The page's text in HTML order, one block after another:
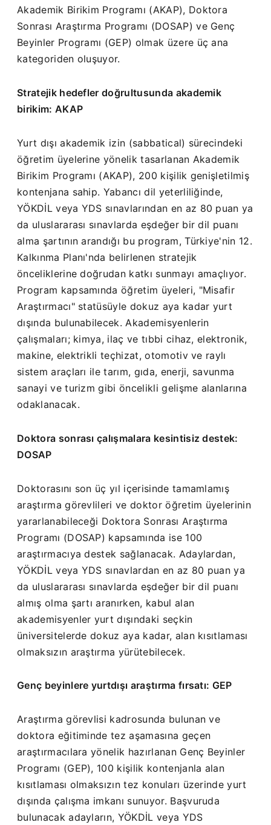
Akademik Birikim Programı (AKAP), Doktora
Sonrası Araştırma Programı (DOSAP) ve Genç
Beyinler Programı (GEP) olmak üzere üç ana
kategoriden oluşuyor.
Stratejik hedefler doğrultusunda akademik
birikim: AKAP
Yurt dışı akademik izin (sabbatical) sürecindeki
öğretim üyelerine yönelik tasarlanan Akademik
Birikim Programı (AKAP), 200 kişilik genişletilmiş
kontenjana sahip. Yabancı dil yeterliliğinde,
YÖKDİL veya YDS sınavlarından en az 80 puan ya
da uluslararası sınavlarda eşdeğer bir dil puanı
alma şartının arandığı bu program, Türkiye'nin 12.
Kalkınma Planı'nda belirlenen stratejik
önceliklerine doğrudan katkı sunmayı amaçlıyor.
Program kapsamında öğretim üyeleri, "Misafir
Araştırmacı" statüsüyle dokuz aya kadar yurt
dışında bulunabilecek. Akademisyenlerin
çalışmaları; kimya, ilaç ve tıbbi cihaz, elektronik,
makine, elektrikli teçhizat, otomotiv ve raylı
sistem araçları ile tarım, gıda, enerji, savunma
sanayi ve turizm gibi öncelikli gelişme alanlarına
odaklanacak.
Doktora sonrası çalışmalara kesintisiz destek:
DOSAP
Doktorasını son üç yıl içerisinde tamamlamış
araştırma görevlileri ve doktor öğretim üyelerinin
yararlanabileceği Doktora Sonrası Araştırma
Programı (DOSAP) kapsamında ise 100
araştırmacıya destek sağlanacak. Adaylardan,
YÖKDİL veya YDS sınavlardan en az 80 puan ya
da uluslararası sınavlarda eşdeğer bir dil puanı
almış olma şartı aranırken, kabul alan
akademisyenler yurt dışındaki seçkin
üniversitelerde dokuz aya kadar, alan kısıtlaması
olmaksızın araştırma yürütebilecek.
Genç beyinlere yurtdışı araştırma fırsatı: GEP
Araştırma görevlisi kadrosunda bulunan ve
doktora eğitiminde tez aşamasına geçen
araştırmacılara yönelik hazırlanan Genç Beyinler
Programı (GEP), 100 kişilik kontenjanla alan
kısıtlaması olmaksızın tez konuları üzerinde yurt
dışında çalışma imkanı sunuyor. Başvuruda
bulunacak adayların, YÖKDİL veya YDS